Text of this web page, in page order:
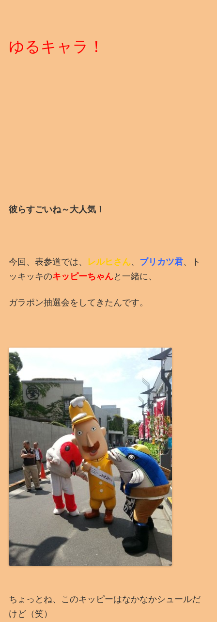
ゆるキャラ！
彼らすごいね～大人気！
今回、表参道では、 レルヒさん、 ブリカツ君、ト
ッキッキのキッピーちゃんと一緒に、
ガラポン抽選会をしてきたんです。
ちょっとね、このキッピーはなかなかシュールだ
けど（笑）